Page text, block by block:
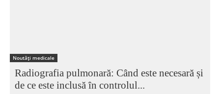
Noutăți medicale
Radiografia pulmonară: Când este necesară și
de ce este inclusă în controlul...